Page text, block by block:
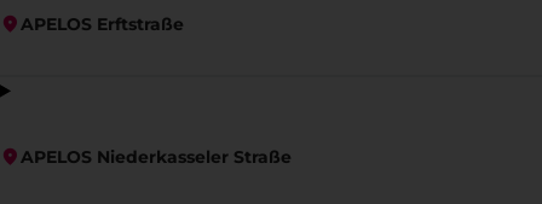
APELOS Erftstraße
APELOS Niederkasseler Straße